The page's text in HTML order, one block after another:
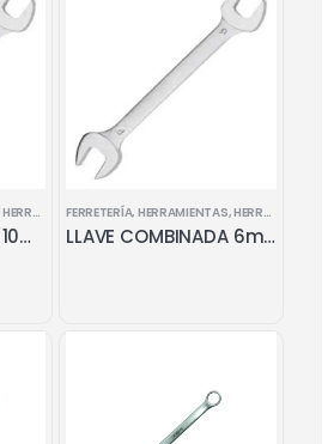
HERRAMIENTAS MANUALES ,LLAVES COMBINADAS
LLAVE COMBINADA 10mm x 11mm
FERRETERÍA, HERRAMIENTAS,HERRAMIENTAS MANUALES
LLAVE COMBINADA 6mm x 7mm